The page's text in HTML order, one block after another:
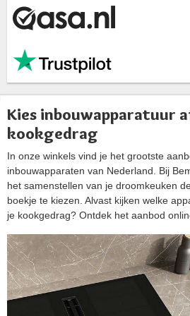
Kies inbouwapparatuur
kookgedrag
In onze winkels vind je het grootste
inbouwapparaten van Nederland. Bij
het samenstellen van je droomkeuken
boekje te kiezen. Alvast kijken welke
je kookgedrag? Ontdek het aanbod